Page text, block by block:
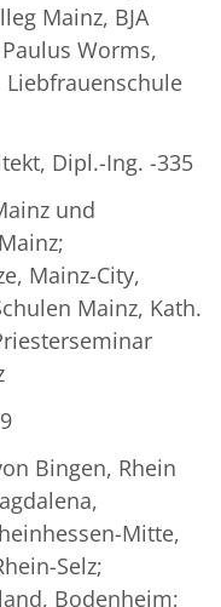
Mainz, BJA
Worms,
Liebfrauenschule
Dipl.-Ing. -335
und
Mainz-City,
Mainz, Kath.
Bingen, Rhein
Mitte,
Selz;
Bodenheim;